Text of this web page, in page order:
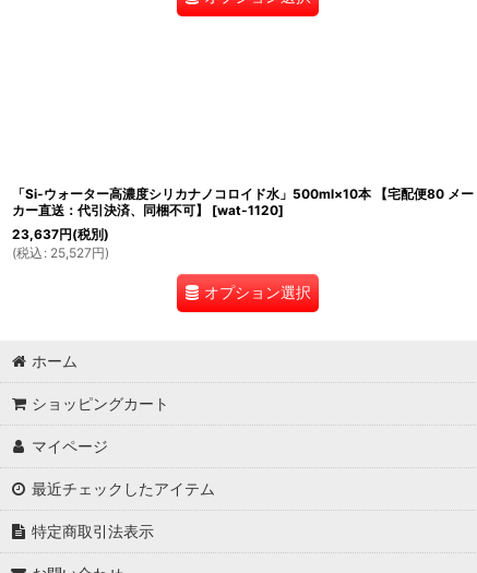
「Si-ウォーター高濃度シリカナノコロイド水」500ml×10本 【宅配便80 メー
カー直送：代引決済、同梱不可】
[wat-1120]
23,637円(税別)
(税込 : 25,527円)
オプション選択
ホーム
ショッピングカート
マイページ
最近チェックしたアイテム
特定商取引法表示